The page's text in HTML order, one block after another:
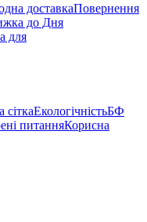
доставкаПовернення
до Дня
для
сіткаЕкологічністьБФ
питанняКорисна